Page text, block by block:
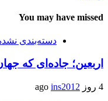
You may have missed
دسته‌بندی
اربعین؛ جاده‌ای که
4 روز ago ins2012